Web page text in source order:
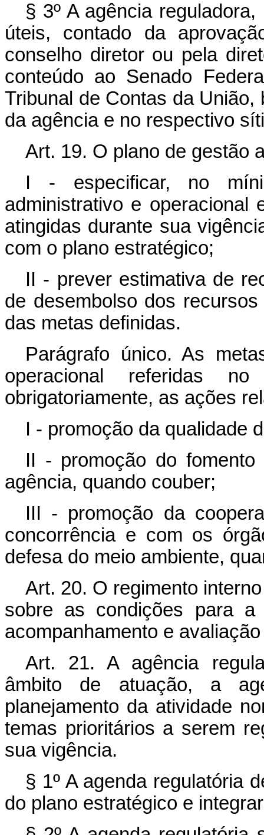
§ 3º A agência
úteis, contado da
conselho diretor ou pela
conteúdo ao Senado
Tribunal de Contas da
da agência e no respectivo
Art. 19. O plano de gestão
I - especificar, no
administrativo e
atingidas durante sua
com o plano estratégico;
II - prever estimativa de
de desembolso dos
das metas definidas.
Parágrafo único. As
operacional
obrigatoriamente, as ações
I - promoção da qualidade
II - promoção do
agência, quando couber;
III - promoção da
concorrência e com os
defesa do meio ambiente,
Art. 20. O regimento
sobre as condições para
acompanhamento e
Art. 21. A agência
âmbito de atuação, a
planejamento da atividade
temas prioritários a serem
sua vigência.
§ 1º A agenda regulatória
do plano estratégico e